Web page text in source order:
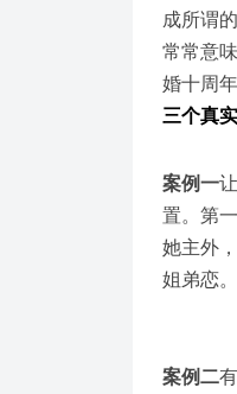
成所谓
常常意
婚十周
三个真
案例一
置。第
她主外
姐弟恋
案例二